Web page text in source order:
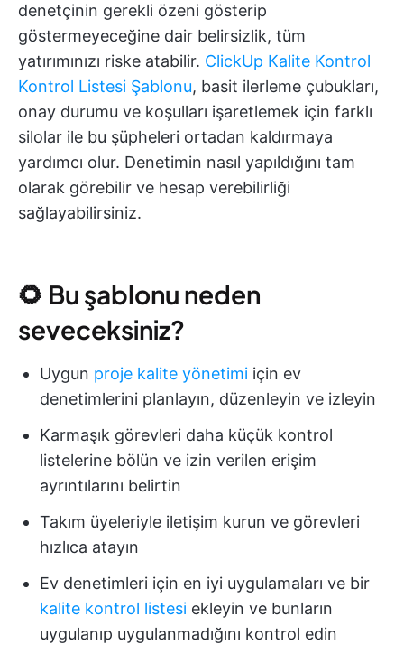
denetçinin gerekli özeni gösterip
göstermeyeceğine dair belirsizlik, tüm
yatırımınızı riske atabilir. ClickUp Kalite Kontrol
Kontrol Listesi Şablonu, basit ilerleme çubukları,
onay durumu ve koşulları işaretlemek için farklı
silolar ile bu şüpheleri ortadan kaldırmaya
yardımcı olur. Denetimin nasıl yapıldığını tam
olarak görebilir ve hesap verebilirliği
sağlayabilirsiniz.
🌻 Bu şablonu neden
seveceksiniz?
Uygun proje kalite yönetimi için ev
denetimlerini planlayın, düzenleyin ve izleyin
Karmaşık görevleri daha küçük kontrol
listelerine bölün ve izin verilen erişim
ayrıntılarını belirtin
Takım üyeleriyle iletişim kurun ve görevleri
hızlıca atayın
Ev denetimleri için en iyi uygulamaları ve bir
kalite kontrol listesi ekleyin ve bunların
uygulanıp uygulanmadığını kontrol edin